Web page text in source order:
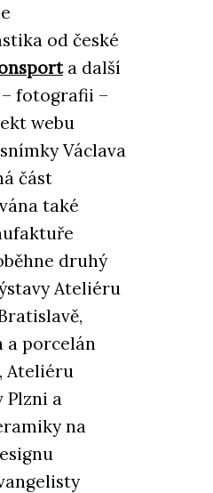
od české
a další
fotografii –
webu
Václava
část
také
druhý
Ateliéru
a porcelán
Ateliéru
Plzni a
na